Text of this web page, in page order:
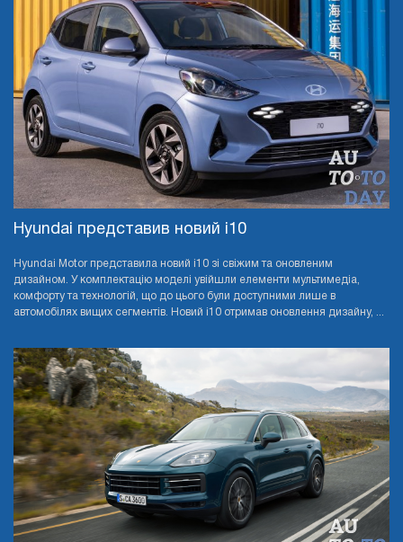
Hyundai представив новий i10
Hyundai Motor представила новий i10 зі свіжим та оновленим
дизайном. У комплектацію моделі увійшли елементи мультимедіа,
комфорту та технологій, що до цього були доступними лише в
автомобілях вищих сегментів. Новий i10 отримав оновлення дизайну, ...